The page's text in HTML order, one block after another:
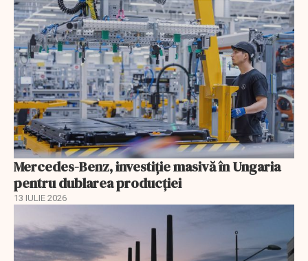
Mercedes-Benz, investiție masivă în Ungaria
pentru dublarea producției
13 IULIE 2026